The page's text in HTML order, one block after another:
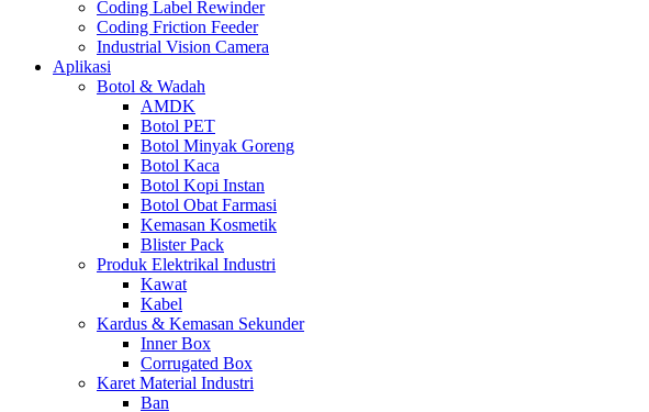
Coding Label Rewinder
Coding Friction Feeder
Industrial Vision Camera
Aplikasi
Botol & Wadah
AMDK
Botol PET
Botol Minyak Goreng
Botol Kaca
Botol Kopi Instan
Botol Obat Farmasi
Kemasan Kosmetik
Blister Pack
Produk Elektrikal Industri
Kawat
Kabel
Kardus & Kemasan Sekunder
Inner Box
Corrugated Box
Karet Material Industri
Ban